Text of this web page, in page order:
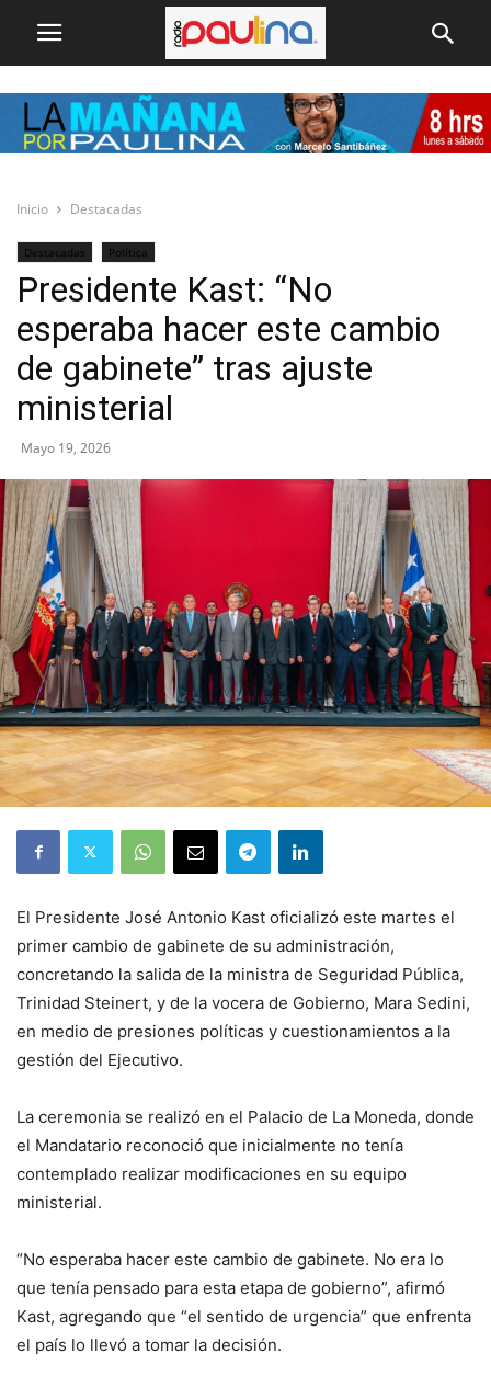
Inicio Destacadas
Destacadas Política
Presidente Kast: “No
esperaba hacer este cambio
de gabinete” tras ajuste
ministerial
Mayo 19, 2026
El Presidente José Antonio Kast oficializó este martes el
primer cambio de gabinete de su administración,
concretando la salida de la ministra de Seguridad Pública,
Trinidad Steinert, y de la vocera de Gobierno, Mara Sedini,
en medio de presiones políticas y cuestionamientos a la
gestión del Ejecutivo.
La ceremonia se realizó en el Palacio de La Moneda, donde
el Mandatario reconoció que inicialmente no tenía
contemplado realizar modificaciones en su equipo
ministerial.
“No esperaba hacer este cambio de gabinete. No era lo
que tenía pensado para esta etapa de gobierno”, afirmó
Kast, agregando que “el sentido de urgencia” que enfrenta
el país lo llevó a tomar la decisión.